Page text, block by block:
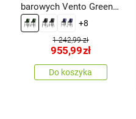
barowych Vento Green
and Black, 2 szt.
+8
1 242,99 zł
955,99zł
Do koszyka